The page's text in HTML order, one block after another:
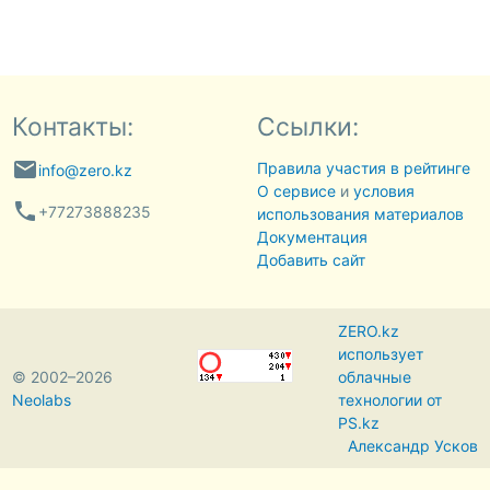
Контакты:
emailinfo@zero.kz
phone +77273888235
Ссылки:
Правила участия в рейтинге
О сервисеи условия
использования материалов
Документация
Добавить сайт
© 2002–2026
Neolabs
ZERO.kz
использует
облачные
технологии от
PS.kz
Александр Усков